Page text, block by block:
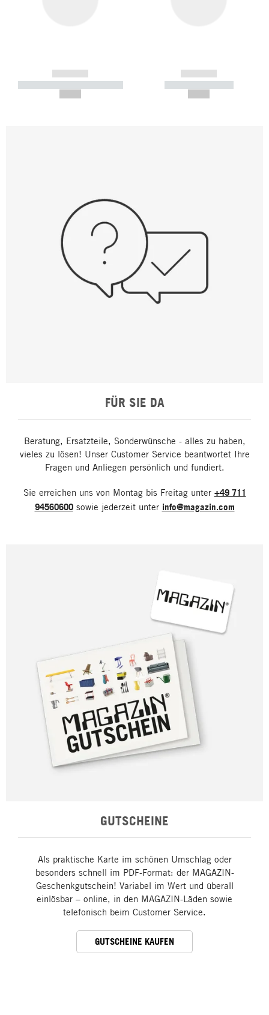
------------
----------- ----------- -----------
------------
----------- -----------
FÜR SIE DA
Beratung, Ersatzteile, Sonderwünsche - alles zu haben,
vieles zu lösen! Unser Customer Service beantwortet Ihre
Fragen und Anliegen persönlich und fundiert.
Sie erreichen uns von Montag bis Freitag unter +49 711
94560600sowie jederzeit unter info@magazin.com
GUTSCHEINE
Als praktische Karte im schönen Umschlag oder
besonders schnell im PDF-Format: der MAGAZIN-
Geschenkgutschein! Variabel im Wert und überall
einlösbar – online, in den MAGAZIN-Läden sowie
telefonisch beim Customer Service.
GUTSCHEINE KAUFEN